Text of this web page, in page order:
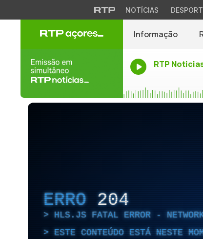
NOTÍCIAS
Informação
RTP
ERRO 204
HLS.JS FATAL ERROR -
ESTE CONTEÚDO ESTÁ NESTE